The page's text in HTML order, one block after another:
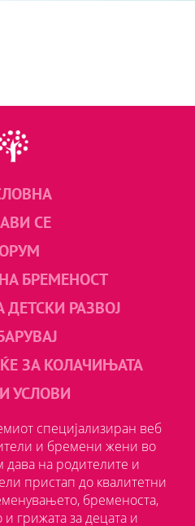
СЕ
БРЕМЕНОСТ
РАЗВОЈ
ЗА КОЛАЧИЊАТА
УСЛОВИ
специјализиран веб
и бремени жени во
дава на родителите и
пристап до квалитетни
бременоста,
и грижата за децата и